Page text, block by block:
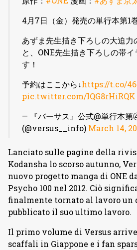
4月7日（金）発売の単行本第1
あずま先生描き下ろしの大迫力
と、ONE先生描き下ろしの帯
す！
予約はここから↓https://t.co/
pic.twitter.com/IQG8rHiRQK
— 『バーサス』公式@単行本第
(@versus__info) March 14,
Lanciato sulle pagine della
Kodansha lo scorso autunno,
nuovo progetto manga di ONE
Psycho 100 nel 2012. Ciò
finalmente tornato al lavoro un
pubblicato il suo ultimo lavoro.
Il primo volume di Versus
scaffali in Giappone e i fan